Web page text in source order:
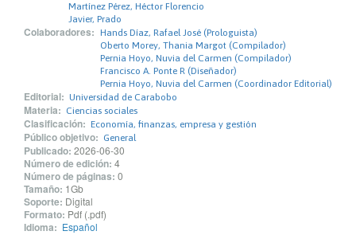
Martínez Pérez, Héctor Florencio
Javier, Prado
Colaboradores: Hands Díaz, Rafael José (Prologuista)
Oberto Morey, Thania Margot (Compilador)
Pernia Hoyo, Nuvia del Carmen (Compilador)
Francisco A. Ponte R (Diseñador)
Pernia Hoyo, Nuvia del Carmen (Coordinador Editorial)
Editorial: Universidad de Carabobo
Materia: Ciencias sociales
Clasificación: Economía, finanzas, empresa y gestión
Público objetivo: General
Publicado: 2026-06-30
Número de edición: 4
Número de páginas: 0
Tamaño: 1Gb
Soporte: Digital
Formato: Pdf (.pdf)
Idioma: Español